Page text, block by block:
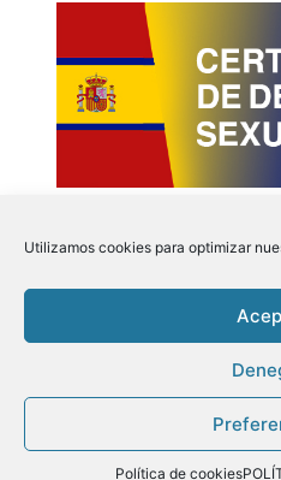
Utilizamos cookies para optimizar
Política de cookies
Politica de
Cookies | Tu